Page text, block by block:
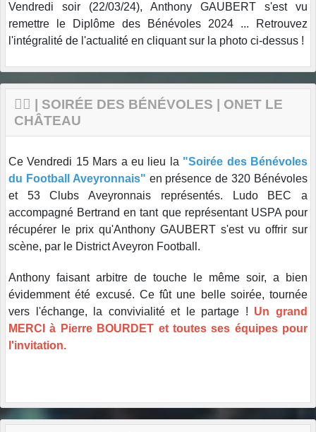
Vendredi soir (22/03/24), Anthony GAUBERT s'est vu
remettre le Diplôme des Bénévoles 2024 ... Retrouvez
l'intégralité de l'actualité en cliquant sur la photo ci-dessus !
🤵‍♂️ | SOIRÉE DES BÉNÉVOLES | ONET LE
CHÂTEAU
Ce Vendredi 15 Mars a eu lieu la "Soirée des Bénévoles
du Football Aveyronnais" en présence de 320 Bénévoles
et 53 Clubs Aveyronnais représentés. Ludo BEC a
accompagné Bertrand en tant que représentant USPA pour
récupérer le prix qu'Anthony GAUBERT s'est vu offrir sur
scène, par le District Aveyron Football.
Anthony faisant arbitre de touche le même soir, a bien
évidemment été excusé. Ce fût une belle soirée, tournée
vers l'échange, la convivialité et le partage ! Un grand
MERCI à Pierre BOURDET et toutes ses équipes pour
l'invitation.